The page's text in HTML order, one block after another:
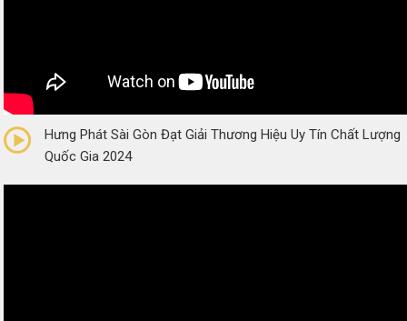
(0 Reviews)
Hưng Phát Sài Gòn Đạt Giải Thương Hiệu Uy Tín Chất Lượng
Quốc Gia 2024